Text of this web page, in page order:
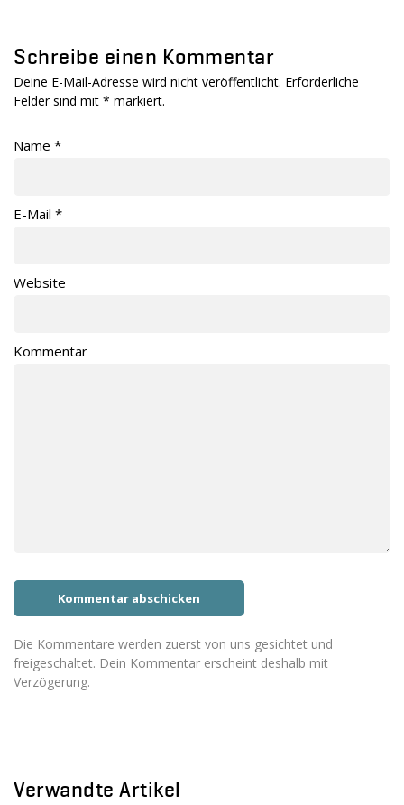
Schreibe einen Kommentar
Deine E-Mail-Adresse wird nicht veröffentlicht. Erforderliche
Felder sind mit * markiert.
Name *
E-Mail *
Website
Kommentar
Die Kommentare werden zuerst von uns gesichtet und
freigeschaltet. Dein Kommentar erscheint deshalb mit
Verzögerung.
Verwandte Artikel